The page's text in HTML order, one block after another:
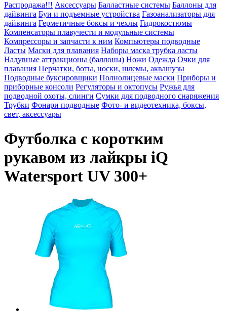
Распродажа!!! Аксессуары Балластные системы Баллоны для
дайвинга Буи и подъемные устройства Газоанализаторы для
дайвинга Герметичные боксы и чехлы Гидрокостюмы
Компенсаторы плавучести и модульные системы
Компрессоры и запчасти к ним Компьютеры подводные
Ласты Маски для плавания Наборы маска трубка ласты
Надувные аттракционы (баллоны) Ножи Одежда Очки для
плавания Перчатки, боты, носки, шлемы, аквашузы
Подводные буксировщики Полнолицевые маски Приборы и
приборные консоли Регуляторы и октопусы Ружья для
подводной охоты, слинги Сумки для подводного снаряжения
Трубки Фонари подводные Фото- и видеотехника, боксы,
свет, аксессуары
Футболка с коротким
рукавом из лайкры iQ
Watersport UV 300+